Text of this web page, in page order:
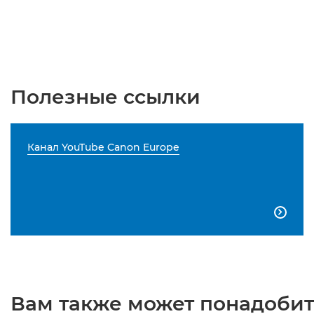
Полезные ссылки
Канал YouTube Canon Europe

Вам также может